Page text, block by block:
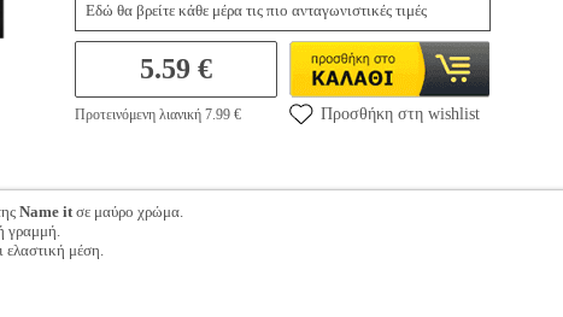
Εδώ θα βρείτε κάθε μέρα τις πιο ανταγωνιστικές τιμές
5.59 €
Προτεινόμενη λιανική 7.99 € Προσθήκη στη wishlist
Name itσε μαύρο χρώμα.
γραμμή.
ελαστική μέση.